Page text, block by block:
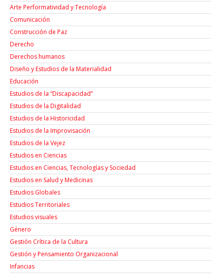
Arte Performatividad y Tecnología
Comunicación
Construcción de Paz
Derecho
Derechos humanos
Diseño y Estudios de la Materialidad
Educación
Estudios de la “Discapacidad”
Estudios de la Digitalidad
Estudios de la Historicidad
Estudios de la Improvisación
Estudios de la Vejez
Estudios en Ciencias
Estudios en Ciencias, Tecnologías y Sociedad
Estudios en Salud y Medicinas
Estudios Globales
Estudios Territoriales
Estudios visuales
Género
Gestión Crítica de la Cultura
Gestión y Pensamiento Organizacional
Infancias